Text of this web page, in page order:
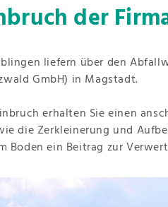
der
liefern über den
GmbH) in Magstadt.
erhalten Sie einen
die Zerkleinerung und
Boden ein Beitrag zur